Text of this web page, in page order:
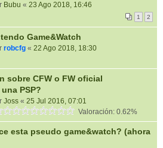
Bubu « 23 Ago 2018, 16:46
1 2
Game&Watch
robcfg « 22 Ago 2018, 18:30
sobre CFW o FW oficial
PSP?
Joss « 25 Jul 2016, 07:01
Valoración: 0.62%
esta pseudo game&watch? (ahora